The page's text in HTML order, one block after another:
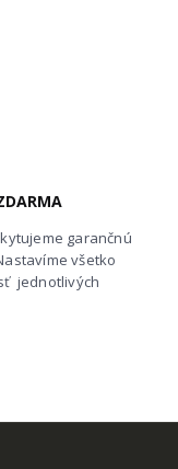
garančnú
všetko
jednotlivých